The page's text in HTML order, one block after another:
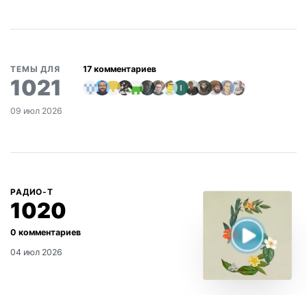
ТЕМЫ ДЛЯ
1021
09 июл 2026
РАДИО-Т
1020
04 июл 2026